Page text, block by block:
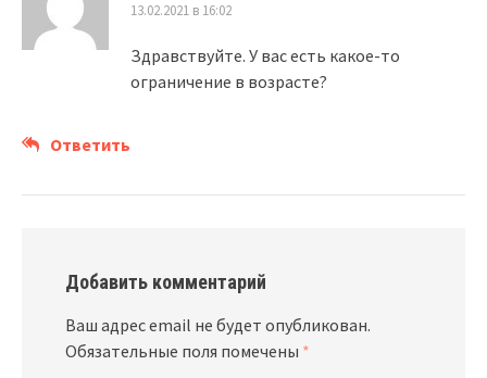
13.02.2021 в 16:02
Здравствуйте. У вас есть какое-то
ограничение в возрасте?
Ответить
Добавить комментарий
Ваш адрес email не будет опубликован.
Обязательные поля помечены *